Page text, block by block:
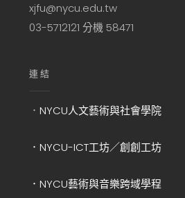
xjfu@nycu.edu.tw
03-5712121 分機 58471
連結
． NYCU人文藝術與社會學院
．NYCU-ICT工坊／創創工坊
．NYCU藝術與音樂跨域學程